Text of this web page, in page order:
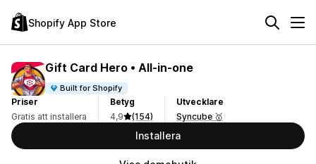
Shopify App Store
Gift Card Hero • All‑in‑one
Built for Shopify
Priser
Gratis att installera
Betyg
4,9
(154)
Utvecklare
Syncube 🥇
Installera